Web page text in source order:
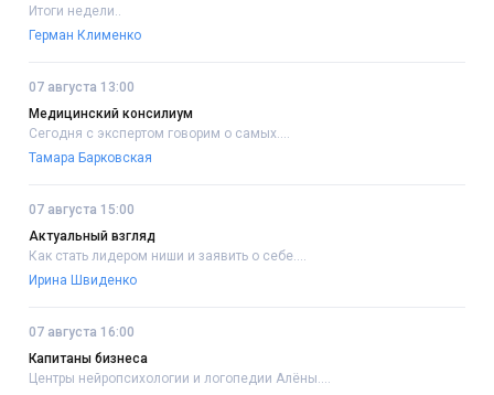
Итоги недели..
Герман Клименко
07 августа 13:00
Медицинский консилиум
Сегодня с экспертом говорим о самых....
Тамара Барковская
07 августа 15:00
Актуальный взгляд
Как стать лидером ниши и заявить о себе....
Ирина Швиденко
07 августа 16:00
Капитаны бизнеса
Центры нейропсихологии и логопедии Алёны....